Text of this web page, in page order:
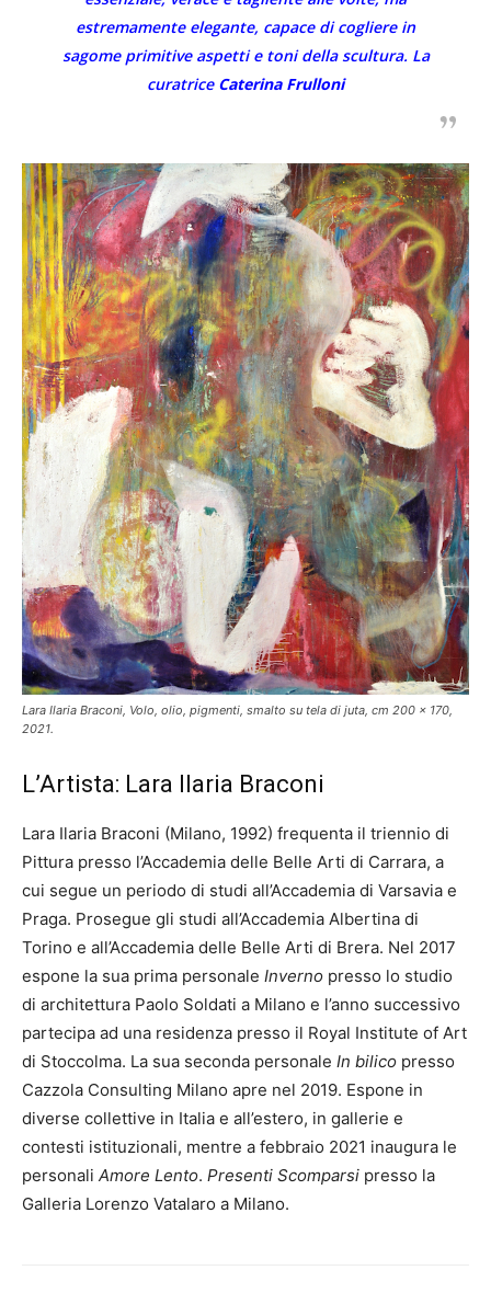
estremamente elegante, capace di cogliere in
sagome primitive aspetti e toni della scultura. La
curatrice Caterina Frulloni
Lara Ilaria Braconi, Volo, olio, pigmenti, smalto su tela di juta, cm 200 x 170,
2021.
L’Artista: Lara Ilaria Braconi
Lara Ilaria Braconi (Milano, 1992) frequenta il triennio di
Pittura presso l’Accademia delle Belle Arti di Carrara, a
cui segue un periodo di studi all’Accademia di Varsavia e
Praga. Prosegue gli studi all’Accademia Albertina di
Torino e all’Accademia delle Belle Arti di Brera. Nel 2017
espone la sua prima personale Inverno presso lo studio
di architettura Paolo Soldati a Milano e l’anno successivo
partecipa ad una residenza presso il Royal Institute of Art
di Stoccolma. La sua seconda personale In bilico presso
Cazzola Consulting Milano apre nel 2019. Espone in
diverse collettive in Italia e all’estero, in gallerie e
contesti istituzionali, mentre a febbraio 2021 inaugura le
personali Amore Lento. Presenti Scomparsi presso la
Galleria Lorenzo Vatalaro a Milano.